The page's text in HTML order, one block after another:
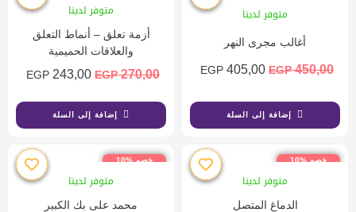
متوفر لدينا
أغالب مجرى النهر
450,00
EGP
405,00
EGP
إضافة إلى السلة
متوفر لدينا
أزمة تعلق – أنماط التعلق
والعلاقات الحميمية
270,00
EGP
243,00
EGP
إضافة إلى السلة
خصم %10
متوفر لدينا
الدماغ المتصل
خصم %10
متوفر لدينا
محمد على بك الكبير